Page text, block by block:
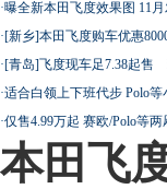
·曝全新本田飞度效果图 11
·[新乡]本田飞度购车优惠
·[青岛]飞度现车足7.38起售
·适合白领上下班代步 Polo等
·仅售4.99万起 赛欧/Polo等两
本田飞